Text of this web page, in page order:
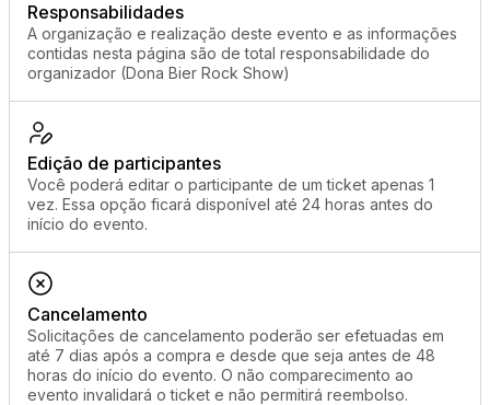
Responsabilidades
A organização e realização deste evento e as informações
contidas nesta página são de total responsabilidade do
organizador (Dona Bier Rock Show)
Edição de participantes
Você poderá editar o participante de um ticket apenas 1
vez. Essa opção ficará disponível até 24 horas antes do
início do evento.
Cancelamento
Solicitações de cancelamento poderão ser efetuadas em
até 7 dias após a compra e desde que seja antes de 48
horas do início do evento. O não comparecimento ao
evento invalidará o ticket e não permitirá reembolso.